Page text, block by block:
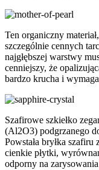
Ten organiczny
szczególnie cennych
najgłębszej warstwy
cenniejszy, że
bardzo krucha i
Szafirowe szkiełko
(Al2O3) podgrzanego
Powstała bryłka
cienkie płytki,
odporny na